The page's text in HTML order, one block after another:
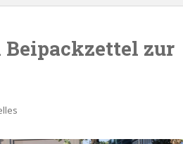
Beipackzettel zur